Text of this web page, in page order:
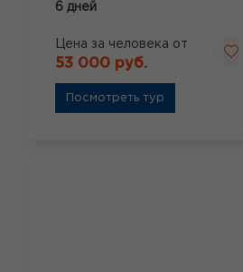
6 дней
Цена за человека от
53 000 руб.
Посмотреть тур